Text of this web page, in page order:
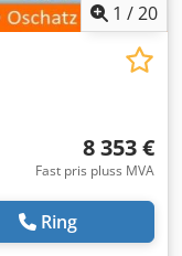
1 /20
8 353 €
Fast pris pluss MVA
Ring